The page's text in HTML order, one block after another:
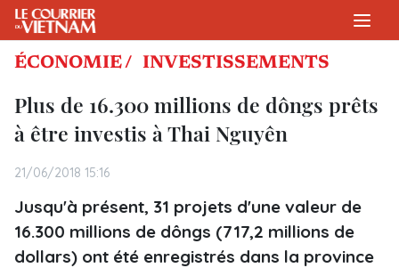
ÉCONOMIE / INVESTISSEMENTS
Plus de 16.300 millions de dôngs prêts
à être investis à Thai Nguyên
21/06/2018 15:16
Jusqu'à présent, 31 projets d'une valeur de
16.300 millions de dôngs (717,2 millions de
dollars) ont été enregistrés dans la province